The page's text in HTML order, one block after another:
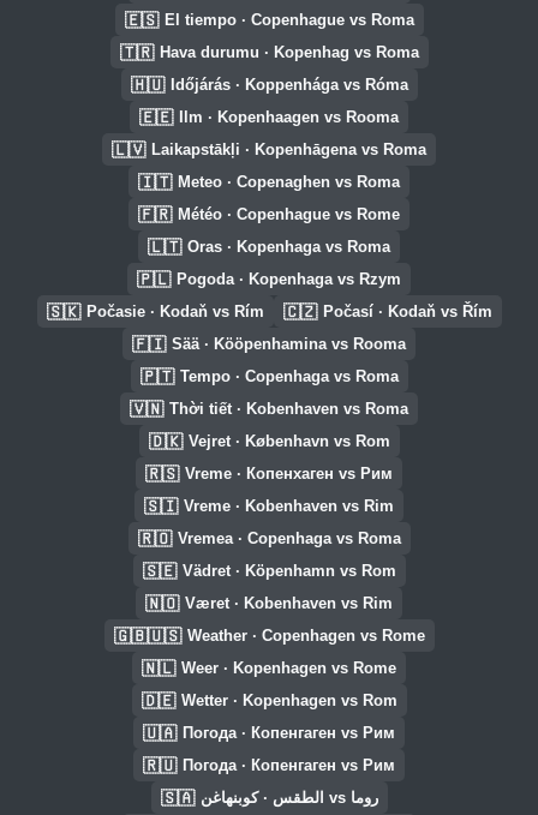
🇪🇸 El tiempo · Copenhague vs Roma
🇹🇷 Hava durumu · Kopenhag vs Roma
🇭🇺 Időjárás · Koppenhága vs Róma
🇪🇪 Ilm · Kopenhaagen vs Rooma
🇱🇻 Laikapstākļi · Kopenhāgena vs Roma
🇮🇹 Meteo · Copenaghen vs Roma
🇫🇷 Météo · Copenhague vs Rome
🇱🇹 Oras · Kopenhaga vs Roma
🇵🇱 Pogoda · Kopenhaga vs Rzym
🇸🇰 Počasie · Kodaň vs Rím 🇨🇿 Počasí · Kodaň vs Řím
🇫🇮 Sää · Kööpenhamina vs Rooma
🇵🇹 Tempo · Copenhaga vs Roma
🇻🇳 Thời tiết · Kobenhaven vs Roma
🇩🇰 Vejret · København vs Rom
🇷🇸 Vreme · Копенхаген vs Рим
🇸🇮 Vreme · Kobenhaven vs Rim
🇷🇴 Vremea · Copenhaga vs Roma
🇸🇪 Vädret · Köpenhamn vs Rom
🇳🇴 Været · Kobenhaven vs Rim
🇬🇧🇺🇸 Weather · Copenhagen vs Rome
🇳🇱 Weer · Kopenhagen vs Rome
🇩🇪 Wetter · Kopenhagen vs Rom
🇺🇦 Погода · Копенгаген vs Рим
🇷🇺 Погода · Копенгаген vs Рим
🇸🇦 الطقس · كوبنهاغن vs روما